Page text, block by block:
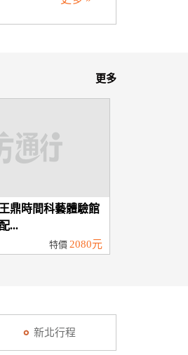
更多
鼎時間科藝體驗館
...
特價 2080元
新北行程